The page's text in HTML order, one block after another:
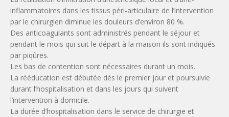
inflammatoires dans les tissus péri-articulaire de l’intervention
par le chirurgien diminue les douleurs d’environ 80 %.
Des anticoagulants sont administrés pendant le séjour et
pendant le mois qui suit le départ à la maison ils sont indiqués
par piqûres.
Les bas de contention sont nécessaires durant un mois.
La rééducation est débutée dès le premier jour et poursuivie
durant l’hospitalisation et dans les jours qui suivent
l’intervention à domicile.
La durée d’hospitalisation dans le service de chirurgie et